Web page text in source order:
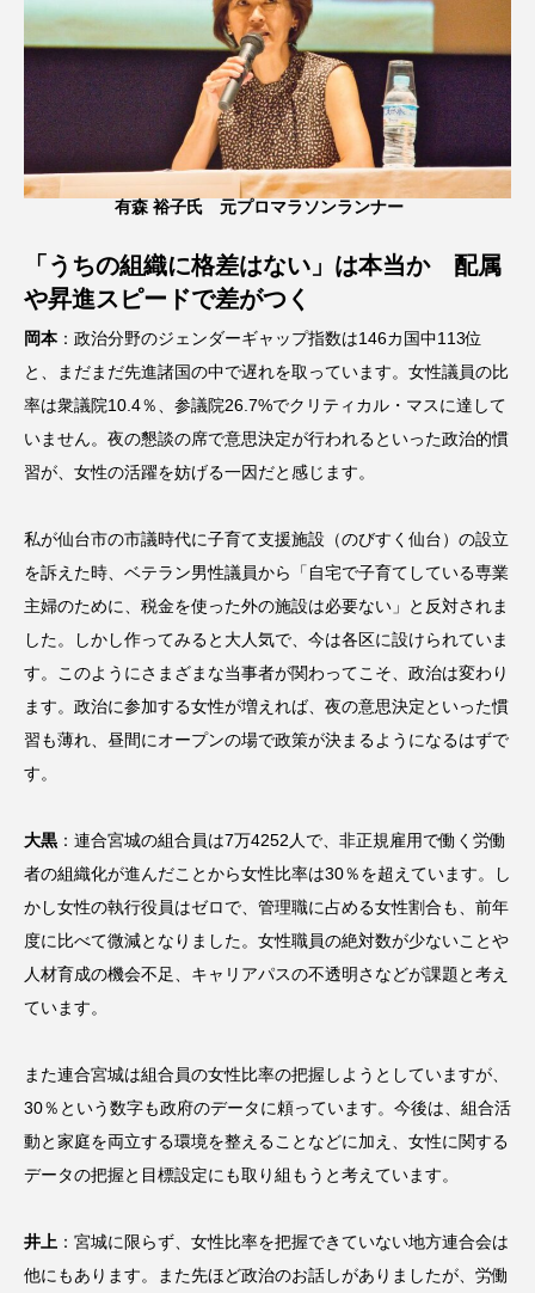
有森 裕子氏 元プロマラソンランナー
「うちの組織に格差はない」は本当か 配属
や昇進スピードで差がつく
岡本：政治分野のジェンダーギャップ指数は146カ国中113位
と、まだまだ先進諸国の中で遅れを取っています。女性議員の比
率は衆議院10.4％、参議院26.7%でクリティカル・マスに達して
いません。夜の懇談の席で意思決定が行われるといった政治的慣
習が、女性の活躍を妨げる一因だと感じます。
私が仙台市の市議時代に子育て支援施設（のびすく仙台）の設立
を訴えた時、ベテラン男性議員から「自宅で子育てしている専業
主婦のために、税金を使った外の施設は必要ない」と反対されま
した。しかし作ってみると大人気で、今は各区に設けられていま
す。このようにさまざまな当事者が関わってこそ、政治は変わり
ます。政治に参加する女性が増えれば、夜の意思決定といった慣
習も薄れ、昼間にオープンの場で政策が決まるようになるはずで
す。
大黒 ：連合宮城の組合員は7万4252人で、非正規雇用で働く労働
者の組織化が進んだことから女性比率は30％を超えています。し
かし女性の執行役員はゼロで、管理職に占める女性割合も、前年
度に比べて微減となりました。女性職員の絶対数が少ないことや
人材育成の機会不足、キャリアパスの不透明さなどが課題と考え
ています。
また連合宮城は組合員の女性比率の把握しようとしていますが、
30％という数字も政府のデータに頼っています。今後は、組合活
動と家庭を両立する環境を整えることなどに加え、女性に関する
データの把握と目標設定にも取り組もうと考えています。
井上 ：宮城に限らず、女性比率を把握できていない地方連合会は
他にもあります。また先ほど政治のお話しがありましたが、労働